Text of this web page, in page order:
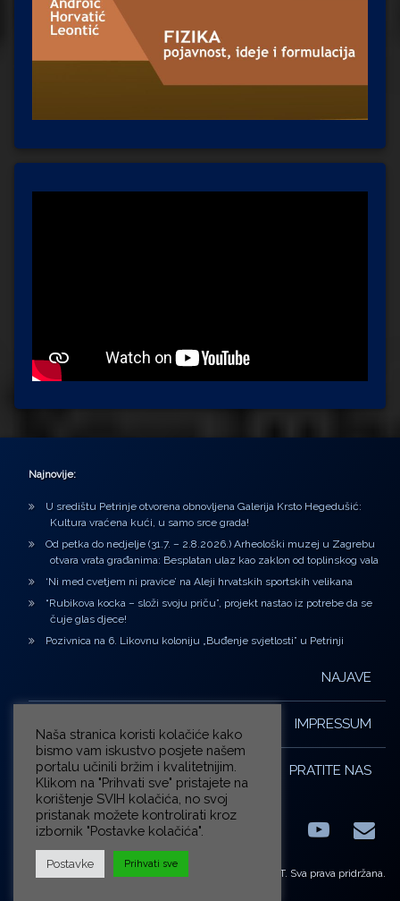
Najnovije:
U središtu Petrinje otvorena obnovljena Galerija Krsto Hegedušić:
Kultura vraćena kući, u samo srce grada!
Od petka do nedjelje (31.7. – 2.8.2026.) Arheološki muzej u Zagrebu
otvara vrata građanima: Besplatan ulaz kao zaklon od toplinskog vala
‘Ni med cvetjem ni pravice’ na Aleji hrvatskih sportskih velikana
“Rubikova kocka – složi svoju priču”, projekt nastao iz potrebe da se
čuje glas djece!
Pozivnica na 6. Likovnu koloniju „Buđenje svjetlosti” u Petrinji
NAJAVE
IMPRESSUM
PRATITE NAS
FacebookLinkedIn E-
© ZG-KULT. Sva prava pridržana.
Naša stranica koristi kolačiće kako
bismo vam iskustvo posjete našem
portalu učinili bržim i kvalitetnijim.
Klikom na "Prihvati sve" pristajete na
korištenje SVIH kolačića, no svoj
pristanak možete kontrolirati kroz
izbornik "Postavke kolačića".
Postavke Prihvati sve